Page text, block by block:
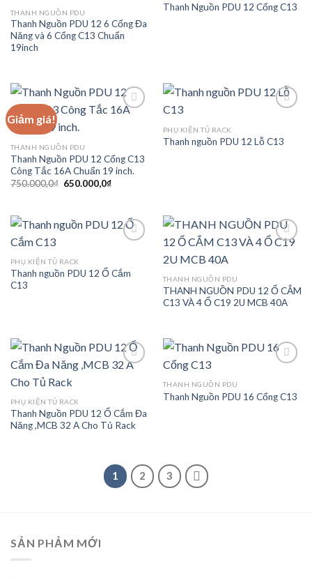
wishlist
THANH NGUỒN PDU
Thanh Nguồn PDU 12 6 Cổng Đa
Năng và 6 Cổng C13 Chuẩn
19inch
Add to
Thanh Nguồn PDU 12 Cổng C13
Giảm giá!
THANH NGUỒN PDU
Thanh Nguồn PDU 12 Cổng C13
Công Tắc 16A Chuẩn 19 inch.
750.000,0₫ Giá
650.000,0₫Giá
650.000,0₫.
Add to
PHỤ KIỆN TỦ RACK
Thanh nguồn PDU 12 Lỗ C13
Add to
PHỤ KIỆN TỦ RACK
Thanh nguồn PDU 12 Ổ Cắm
C13
wishlist
THANH NGUỒN PDU
THANH NGUỒN PDU 12 Ổ CẮM
C13 VÀ 4 Ổ C19 2U MCB 40A
wishlist
PHỤ KIỆN TỦ RACK
Thanh Nguồn PDU 12 Ổ Cắm Đa
Năng ,MCB 32 A Cho Tủ Rack
Add to
THANH NGUỒN PDU
Thanh Nguồn PDU 16 Cổng C13
1 2 3
SẢN PHẢM MỚI